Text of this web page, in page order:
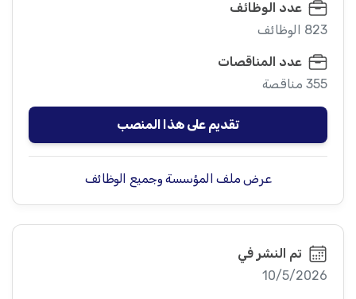
عدد الوظائف
823 الوظائف
عدد المناقصات
355 مناقصة
تقديم على هذا المنصب
عرض ملف المؤسسة وجميع الوظائف
تم النشر في
10/5/2026